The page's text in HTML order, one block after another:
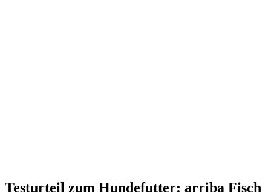
Testurteil zum Hundefutter: arriba Fisch